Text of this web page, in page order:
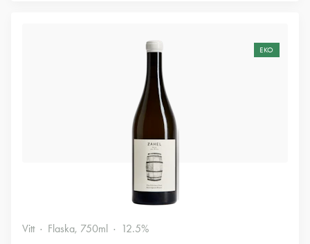
EKO
Vitt Flaska, 750ml 12.5%